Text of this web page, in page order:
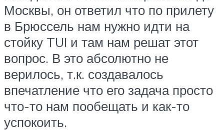
Москвы, он ответил что по прилету
в Брюссель нам нужно идти на
стойку TUI и там нам решат этот
вопрос. В это абсолютно не
верилось, т.к. создавалось
впечатление что его задача просто
что-то нам пообещать и как-то
успокоить.